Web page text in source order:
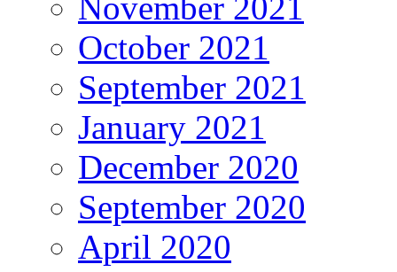
October 2021
September 2021
January 2021
December 2020
September 2020
April 2020